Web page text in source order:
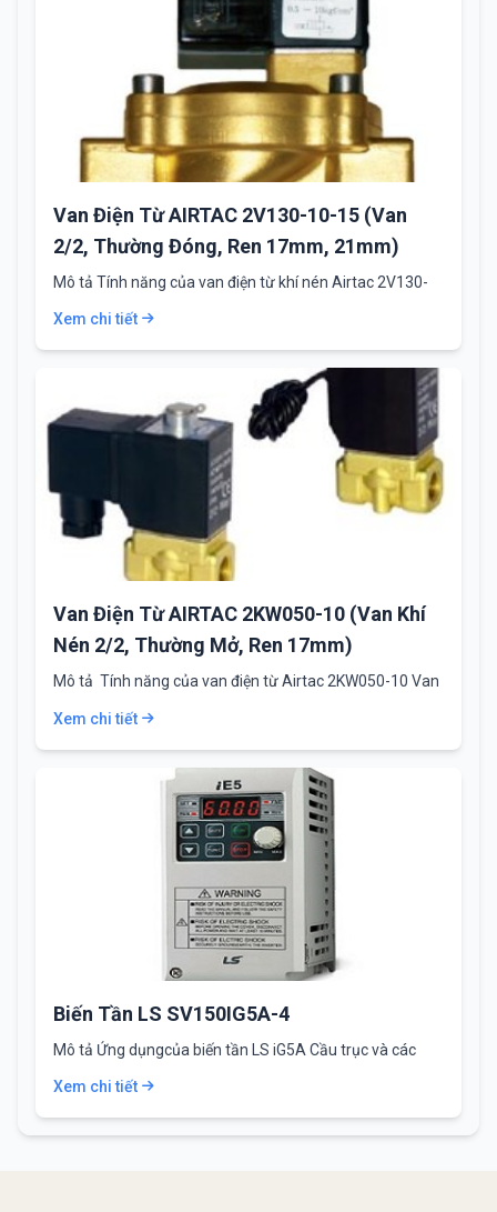
Van Điện Từ AIRTAC 2V130-10-15 (Van
2/2, Thường Đóng, Ren 17mm, 21mm)
Mô tả Tính năng của van điện từ khí nén Airtac 2V130-
Xem chi tiết
Van Điện Từ AIRTAC 2KW050-10 (Van Khí
Nén 2/2, Thường Mở, Ren 17mm)
Mô tả Tính năng của van điện từ Airtac 2KW050-10 Van
Xem chi tiết
Biến Tần LS SV150IG5A-4
Mô tả Ứng dụngcủa biến tần LS iG5A Cầu trục và các
Xem chi tiết